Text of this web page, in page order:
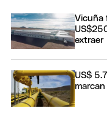
Vicuña
extraer
US$